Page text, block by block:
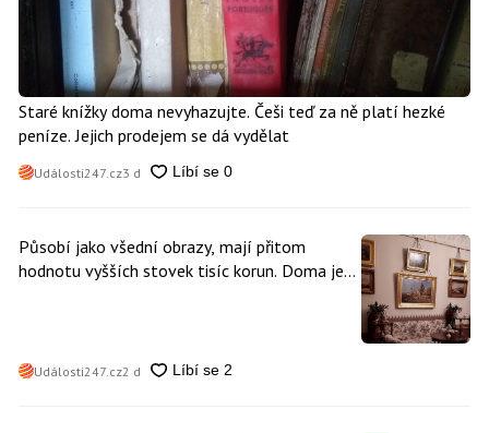
Staré knížky doma nevyhazujte. Češi teď za ně platí hezké
peníze. Jejich prodejem se dá vydělat
Události247.cz3 d
Působí jako všední obrazy, mají přitom
hodnotu vyšších stovek tisíc korun. Doma je
Události247.cz2 d